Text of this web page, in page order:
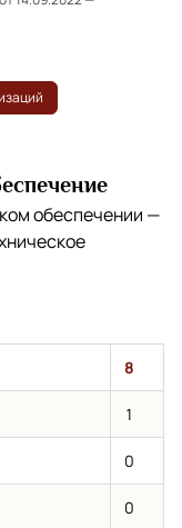
обеспечении —
8
1
0
0